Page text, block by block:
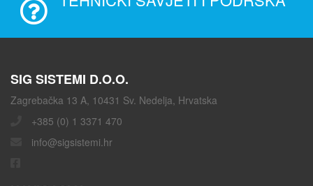
SIG SISTEMI D.O.O.
Zagrebačka 13 A, 10431 Sv. Nedelja, Hrvatska
+385 (0) 1 3371 470
info@sigsistemi.hr